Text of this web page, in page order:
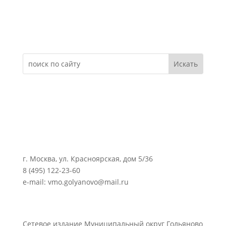
г. Москва, ул. Красноярская, дом 5/36
8 (495) 122-23-60
e-mail: vmo.golyanovo@mail.ru
Сетевое издание Муниципальный округ Гольяново